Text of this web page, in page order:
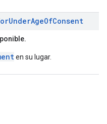
UnderAgeOfConsent
en su lugar.